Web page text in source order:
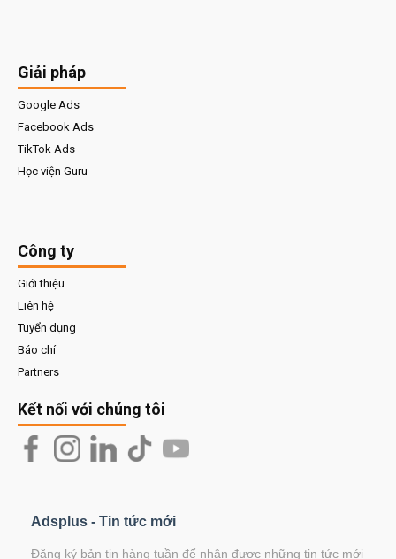
Giải pháp
Google Ads
Facebook Ads
TikTok Ads
Học viện Guru
Công ty
Giới thiệu
Liên hệ
Tuyển dụng
Báo chí
Partners
Kết nối với chúng tôi